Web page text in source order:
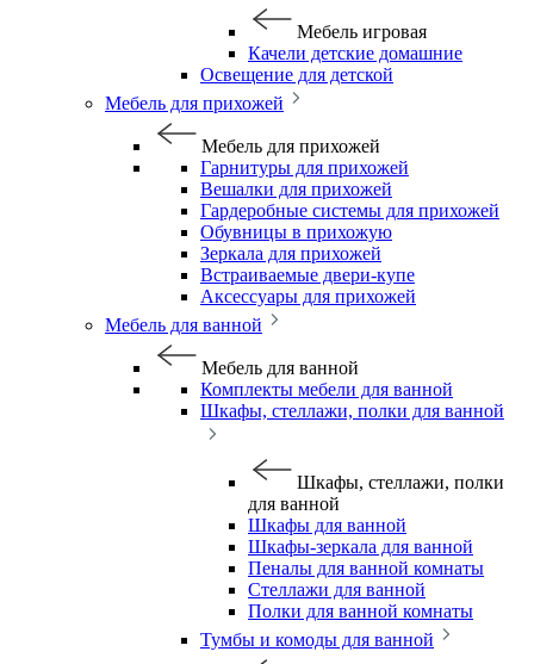
Мебель игровая
Качели детские домашние
Освещение для детской
Мебель для прихожей
Мебель для прихожей
Гарнитуры для прихожей
Вешалки для прихожей
Гардеробные системы для прихожей
Обувницы в прихожую
Зеркала для прихожей
Встраиваемые двери-купе
Аксессуары для прихожей
Мебель для ванной
Мебель для ванной
Комплекты мебели для ванной
Шкафы, стеллажи, полки для ванной
Шкафы, стеллажи, полки
для ванной
Шкафы для ванной
Шкафы-зеркала для ванной
Пеналы для ванной комнаты
Стеллажи для ванной
Полки для ванной комнаты
Тумбы и комоды для ванной